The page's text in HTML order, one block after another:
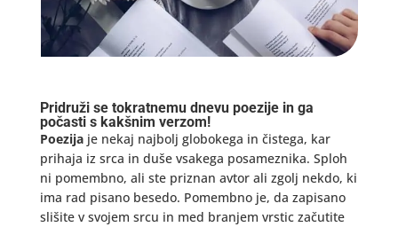
Pridruži se tokratnemu dnevu poezije in ga
počasti s kakšnim verzom!
Poezijaje nekaj najbolj globokega in čistega, kar
prihaja iz srca in duše vsakega posameznika. Sploh
ni pomembno, ali ste priznan avtor ali zgolj nekdo, ki
ima rad pisano besedo. Pomembno je, da zapisano
slišite v svojem srcu in med branjem vrstic začutite